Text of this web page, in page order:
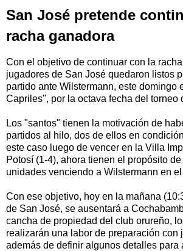
San José pretende
racha ganadora
Con el objetivo de continuar con la
jugadores de San José quedaron listos
partido ante Wilstermann, este domingo
Capriles", por la octava fecha del torneo
Los "santos" tienen la motivación de
partidos al hilo, dos de ellos en
este caso luego de vencer en la Villa
Potosí (1-4), ahora tienen el propósito
unidades venciendo a Wilstermann en
Con ese objetivo, hoy en la mañana
de San José, se ausentará a
cancha de propiedad del club orureño,
realizarán una labor de preparación con
además de definir algunos detalles para